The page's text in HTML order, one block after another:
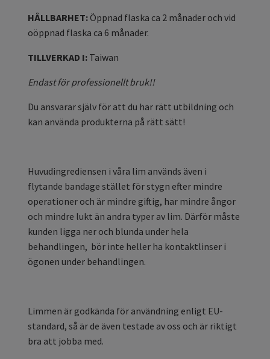
HÅLLBARHET:Öppnad flaska ca 2 månader och vid
oöppnad flaska ca 6 månader.
TILLVERKAD I: Taiwan
Endast för professionellt bruk!!
Du ansvarar själv för att du har rätt utbildning och
kan använda produkterna på rätt sätt!
Huvudingrediensen i våra lim används även i
flytande bandage stället för stygn efter mindre
operationer och är mindre giftig, har mindre ångor
och mindre lukt än andra typer av lim. Därför måste
kunden ligga ner och blunda under hela
behandlingen, bör inte heller ha kontaktlinser i
ögonen under behandlingen.
Limmen är godkända för användning enligt EU-
standard, så är de även testade av oss och är riktigt
bra att jobba med.